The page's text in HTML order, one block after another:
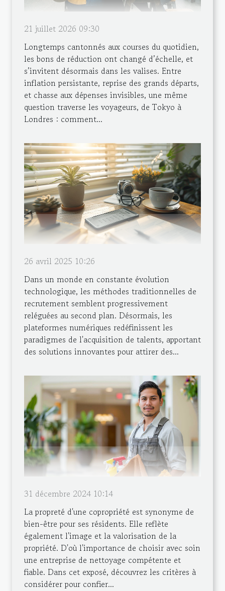
21 juillet 2026 09:30
Longtemps cantonnés aux courses du quotidien,
les bons de réduction ont changé d’échelle, et
s’invitent désormais dans les valises. Entre
inflation persistante, reprise des grands départs,
et chasse aux dépenses invisibles, une même
question traverse les voyageurs, de Tokyo à
Londres : comment...
26 avril 2025 10:26
Dans un monde en constante évolution
technologique, les méthodes traditionnelles de
recrutement semblent progressivement
reléguées au second plan. Désormais, les
plateformes numériques redéfinissent les
paradigmes de l'acquisition de talents, apportant
des solutions innovantes pour attirer des...
31 décembre 2024 10:14
La propreté d'une copropriété est synonyme de
bien-être pour ses résidents. Elle reflète
également l'image et la valorisation de la
propriété. D'où l'importance de choisir avec soin
une entreprise de nettoyage compétente et
fiable. Dans cet exposé, découvrez les critères à
considérer pour confier...